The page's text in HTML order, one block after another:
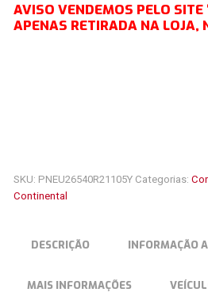
AVISO VENDEMOS PELO
APENAS RETIRADA NA LOJA,
SKU: PNEU26540R21105Y Categorias:
Continental
DESCRIÇÃO INFORMAÇÃO
MAIS INFORMAÇÕES